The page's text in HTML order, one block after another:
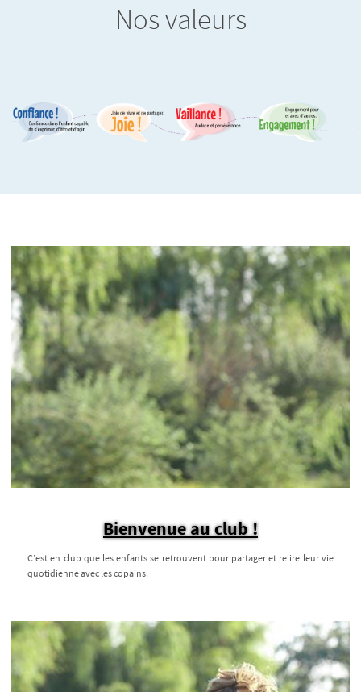
Nos valeurs
Bienvenue au club !
C’est en club que les enfants se retrouvent pour partager et relire leur vie
quotidienne avec les copains.